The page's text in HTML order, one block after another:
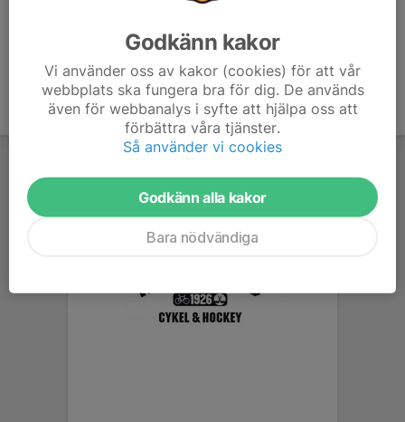
Godkänn kakor
Vi använder oss av kakor (cookies) för att vår
webbplats ska fungera bra för dig. De används
även för webbanalys i syfte att hjälpa oss att
förbättra våra tjänster.
Så använder vi cookies
Godkänn alla kakor
Bara nödvändiga